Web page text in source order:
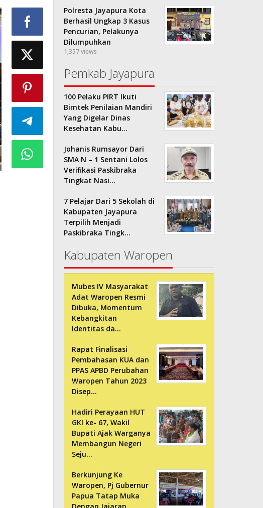
Polresta Jayapura Kota
Berhasil Ungkap 3 Kasus
Pencurian, Pelakunya
Dilumpuhkan
1,357 views
Pemkab Jayapura
100 Pelaku PIRT Ikuti
Bimtek Penilaian Mandiri
Yang Digelar Dinas
Kesehatan Kabu…
Johanis Rumsayor Dari
SMA N – 1 Sentani Lolos
Verifikasi Paskibraka
Tingkat Nasi…
7 Pelajar Dari 5 Sekolah di
Kabupaten Jayapura
Terpilih Menjadi
Paskibraka Tingk…
Kabupaten Waropen
Mubes IV Masyarakat
Adat Waropen Resmi
Dibuka, Momentum
Kebangkitan
Identitas da…
Rapat Finalisasi
Pembahasan KUA dan
PPAS APBD Perubahan
Waropen Tahun 2023
Disep…
Hadiri Perayaan HUT
GKI ke- 67, Wakil
Bupati Ajak Warganya
Membangun Negeri
Seju…
Berkunjung Ke
Waropen, Pj Gubernur
Papua Tatap Muka
Dengan Jajaran